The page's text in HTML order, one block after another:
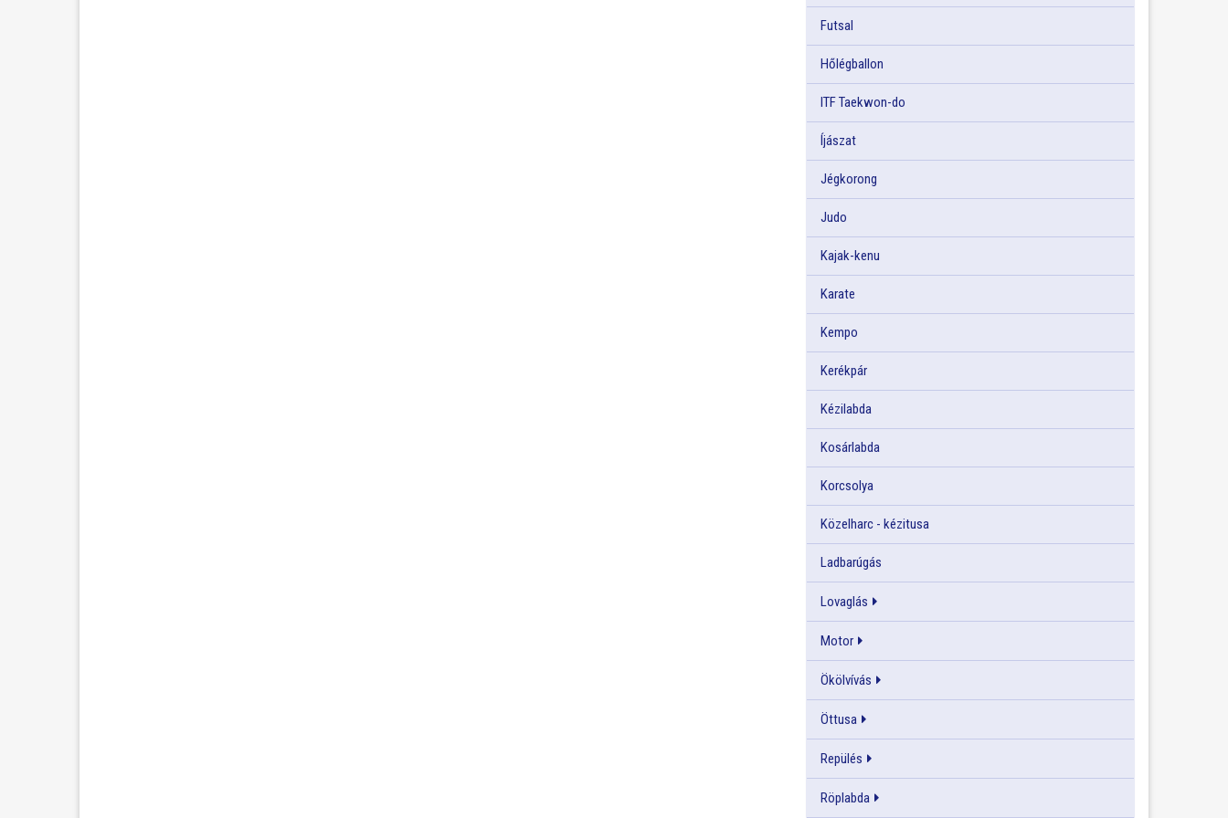
Futsal
Hőlégballon
ITF Taekwon-do
Íjászat
Jégkorong
Judo
Kajak-kenu
Karate
Kempo
Kerékpár
Kézilabda
Kosárlabda
Korcsolya
Közelharc - kézitusa
Ladbarúgás
Lovaglás
Motor
Ökölvívás
Öttusa
Repülés
Röplabda